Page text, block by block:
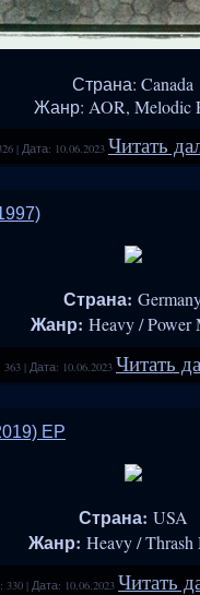
Страна: Canada
Жанр: AOR, Melodic
| Дата: 10.06.2023 Читать
Страна:
Жанр: Heavy / Power
363 | Дата: 10.06.2023 Читать
ЕР
Страна: USA
Жанр: Heavy / Thrash
330 | Дата: 10.06.2023 Читать